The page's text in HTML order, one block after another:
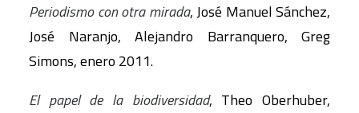
Periodismo con otra mirada, José Manuel Sánchez,
José Naranjo, Alejandro Barranquero, Greg
Simons, enero 2011.
El papel de la biodiversidad, Theo Oberhuber,